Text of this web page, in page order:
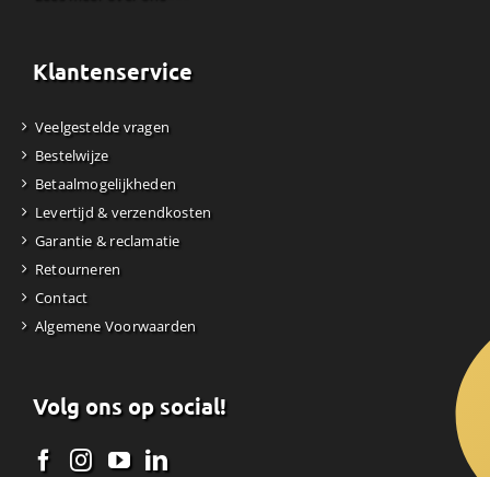
Klantenservice
Veelgestelde vragen
Bestelwijze
Betaalmogelijkheden
Levertijd & verzendkosten
Garantie & reclamatie
Retourneren
Contact
Algemene Voorwaarden
Volg ons op social!